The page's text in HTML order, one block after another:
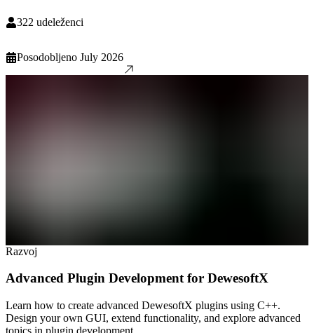
322 udeleženci
Posodobljeno July 2026
Razvoj
Advanced Plugin Development for DewesoftX
Learn how to create advanced DewesoftX plugins using C++.
Design your own GUI, extend functionality, and explore advanced
topics in plugin development.